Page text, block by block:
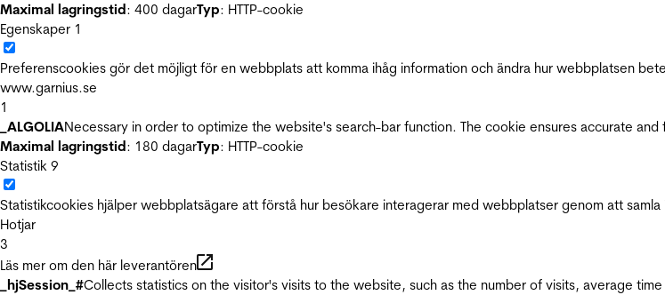
Maximal lagringstid: 400 dagarTyp: HTTP-cookie
Egenskaper 1
Preferenscookies gör det möjligt för en webbplats att komma ihåg information och ändra hur webbplatsen
www.garnius.se
1
_ALGOLIANecessary in order to optimize the website's search-bar function. The cookie ensures accurate and
Maximal lagringstid: 180 dagarTyp: HTTP-cookie
Statistik 9
Statistikcookies hjälper webbplatsägare att förstå hur besökare interagerar med webbplatser genom att
Hotjar
3
Läs mer om den här leverantören
_hjSession_#Collects statistics on the visitor's visits to the website, such as the number of visits, average